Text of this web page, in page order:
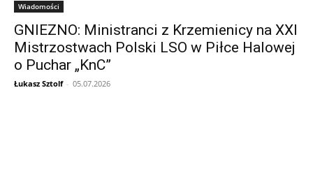
Wiadomości
GNIEZNO: Ministranci z Krzemienicy na XXI
Mistrzostwach Polski LSO w Piłce Halowej
o Puchar „KnC”
Łukasz Sztolf - 05.07.2026